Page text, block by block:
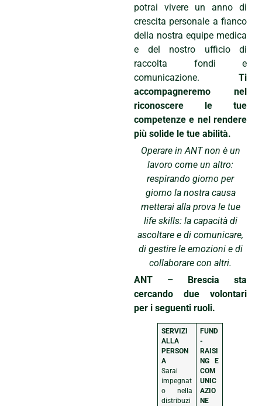
potrai vivere un anno di
crescita personale a fianco
della nostra equipe medica
e del nostro ufficio di
raccolta fondi e
comunicazione. Ti
accompagneremo nel
riconoscere le tue
competenze e nel rendere
più solide le tue abilità.
Operare in ANT non è un
lavoro come un altro:
respirando giorno per
giorno la nostra causa
metterai alla prova le tue
life skills: la capacità di
ascoltare e di comunicare,
di gestire le emozioni e di
collaborare con altri.
ANT – Brescia sta
cercando due volontari
per i seguenti ruoli.
SERVIZI
ALLA
PERSON
A
Sarai
impegnat
o nella
distribuzi
FUND
-
RAISI
NG E
COM
UNIC
AZIO
NE